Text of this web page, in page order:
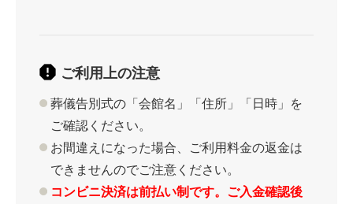
ご利用上の注意
葬儀告別式の「会館名」「住所」「日時」を
ご確認ください。
お間違えになった場合、ご利用料金の返金は
できませんのでご注意ください。
コンビニ決済は前払い制です。ご入金確認後